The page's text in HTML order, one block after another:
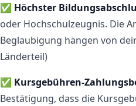
✅ Höchster
oder Hochschulzeugnis. Die
Beglaubigung hängen von
Länderteil)
✅ Kursgebühren-
Bestätigung, dass die